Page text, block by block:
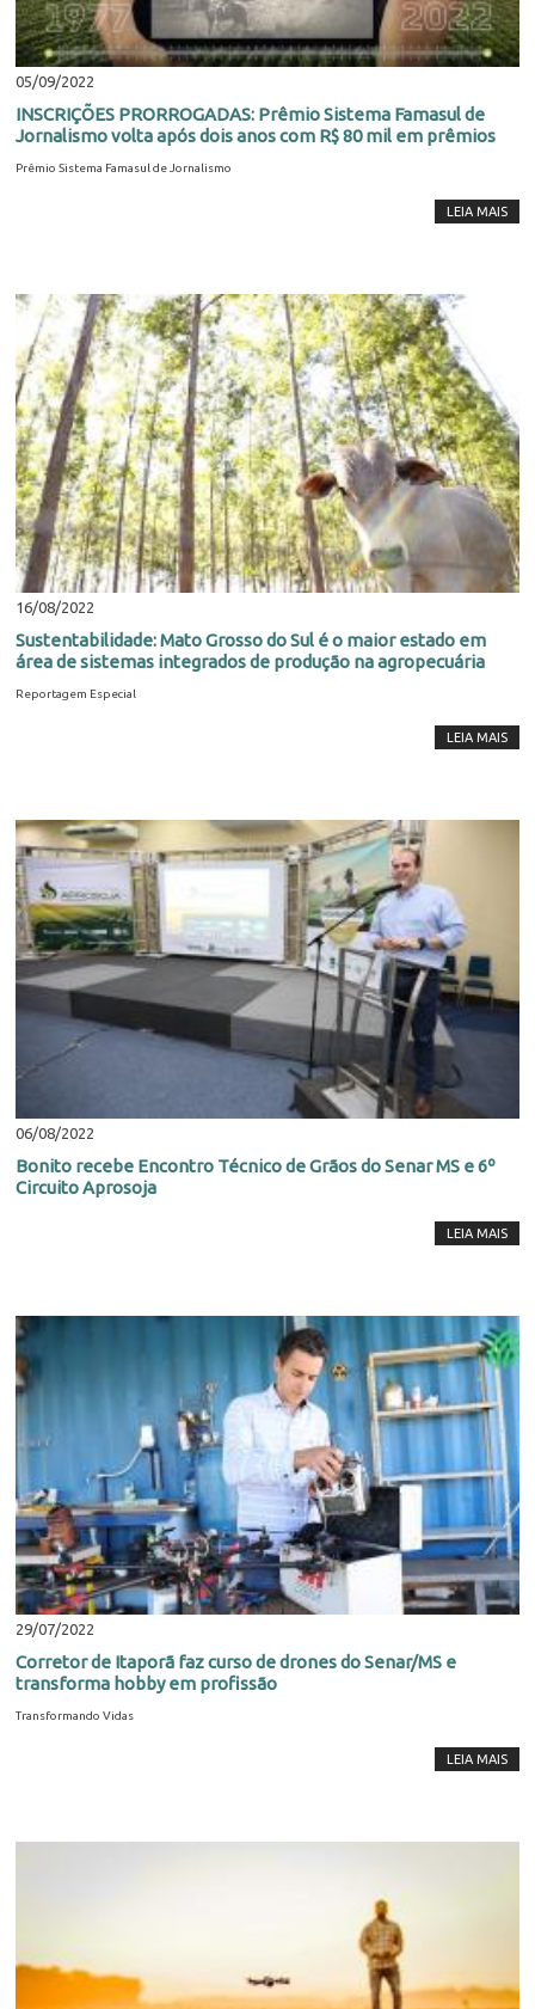
05/09/2022
INSCRIÇÕES PRORROGADAS: Prêmio Sistema Famasul de
Jornalismo volta após dois anos com R$ 80 mil em prêmios
Prêmio Sistema Famasul de Jornalismo
LEIA MAIS
16/08/2022
Sustentabilidade: Mato Grosso do Sul é o maior estado em
área de sistemas integrados de produção na agropecuária
Reportagem Especial
LEIA MAIS
06/08/2022
Bonito recebe Encontro Técnico de Grãos do Senar MS e 6º
Circuito Aprosoja
LEIA MAIS
29/07/2022
Corretor de Itaporã faz curso de drones do Senar/MS e
transforma hobby em profissão
Transformando Vidas
LEIA MAIS